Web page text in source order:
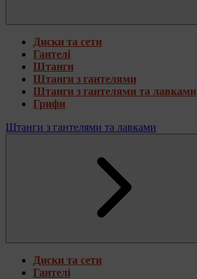
Диски та сети
Гантелі
Штанги
Штанги з гантелями
Штанги з гантелями та лавками
Грифи
Штанги з гантелями та лавками
Диски та сети
Гантелі